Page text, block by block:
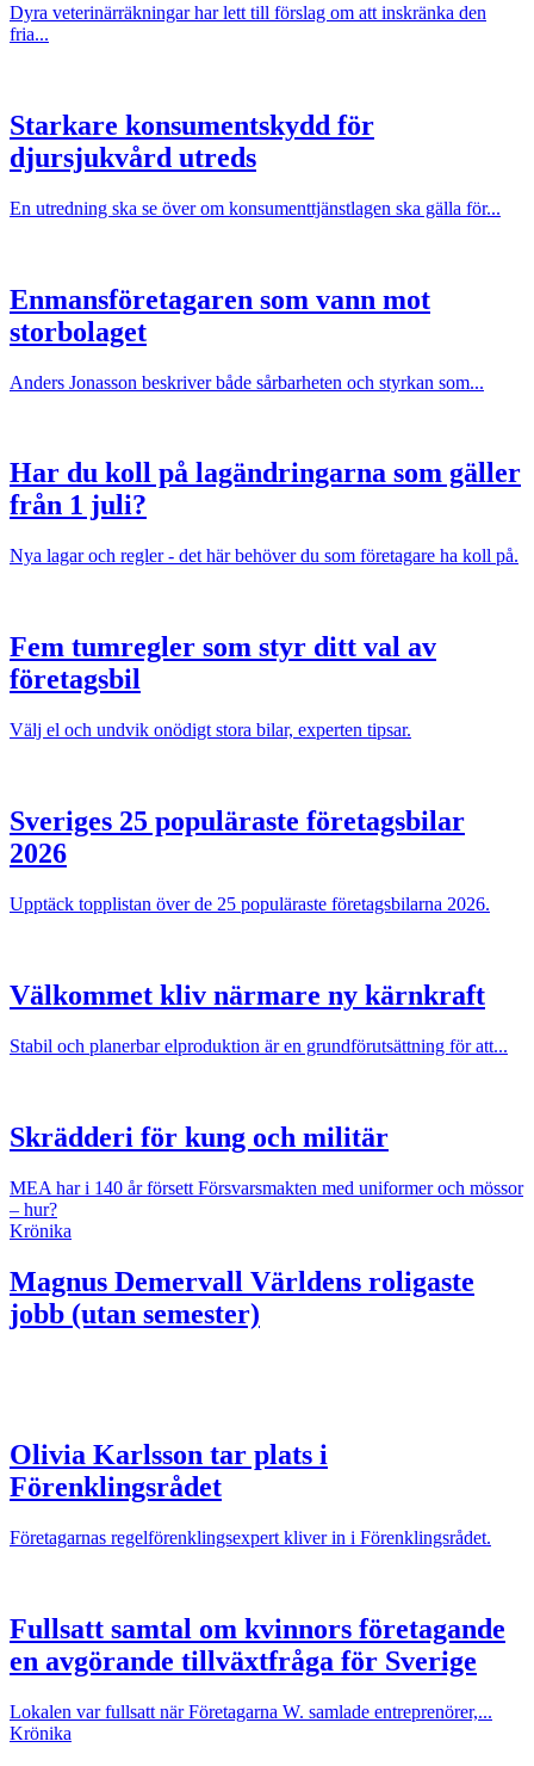
Dyra veterinärräkningar har lett till förslag om att inskränka den
fria...
Starkare konsumentskydd för
djursjukvård utreds
En utredning ska se över om konsumenttjänstlagen ska gälla för...
Enmansföretagaren som vann mot
storbolaget
Anders Jonasson beskriver både sårbarheten och styrkan som...
Har du koll på lagändringarna som gäller
från 1 juli?
Nya lagar och regler - det här behöver du som företagare ha koll på.
Fem tumregler som styr ditt val av
företagsbil
Välj el och undvik onödigt stora bilar, experten tipsar.
Sveriges 25 populäraste företagsbilar
2026
Upptäck topplistan över de 25 populäraste företagsbilarna 2026.
Välkommet kliv närmare ny kärnkraft
Stabil och planerbar elproduktion är en grundförutsättning för att...
Skrädderi för kung och militär
MEA har i 140 år försett Försvarsmakten med uniformer och mössor
– hur?
Krönika
Magnus Demervall Världens roligaste
jobb (utan semester)
Olivia Karlsson tar plats i
Förenklingsrådet
Företagarnas regelförenklingsexpert kliver in i Förenklingsrådet.
Fullsatt samtal om kvinnors företagande
en avgörande tillväxtfråga för Sverige
Lokalen var fullsatt när Företagarna W. samlade entreprenörer,...
Krönika